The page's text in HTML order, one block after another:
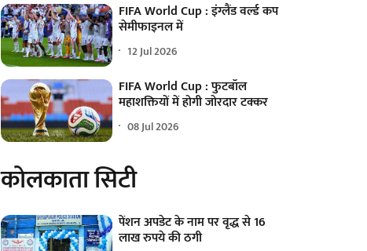
FIFA World Cup : इंग्लैंड वर्ल्ड कप
सेमीफाइनल में
12 Jul 2026
FIFA World Cup : फुटबॉल
महाशक्तियों में होगी जोरदार टक्कर
08 Jul 2026
कोलकाता सिटी
पेंशन अपडेट के नाम पर वृद्ध से 16
लाख रुपये की ठगी